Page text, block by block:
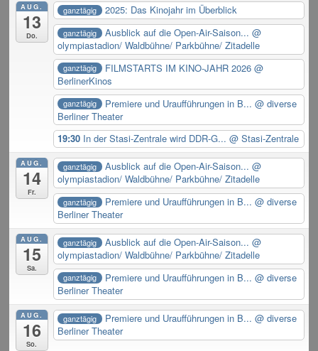
AUG.
13
Do.
ganztägig 2025: Das Kinojahr im Überblick
ganztägig Ausblick auf die Open-Air-Saison... @
olympiastadion/ Waldbühne/ Parkbühne/ Zitadelle
ganztägig FILMSTARTS IM KINO-JAHR 2026 @
BerlinerKinos
ganztägig Premiere und Uraufführungen in B... @ diverse
Berliner Theater
19:30 In der Stasi-Zentrale wird DDR-G...@ Stasi-Zentrale
AUG.
14
Fr.
ganztägig Ausblick auf die Open-Air-Saison... @
olympiastadion/ Waldbühne/ Parkbühne/ Zitadelle
ganztägig Premiere und Uraufführungen in B... @ diverse
Berliner Theater
AUG.
15
Sa.
ganztägig Ausblick auf die Open-Air-Saison... @
olympiastadion/ Waldbühne/ Parkbühne/ Zitadelle
ganztägig Premiere und Uraufführungen in B... @ diverse
Berliner Theater
AUG.
16
So.
ganztägig Premiere und Uraufführungen in B... @ diverse
Berliner Theater